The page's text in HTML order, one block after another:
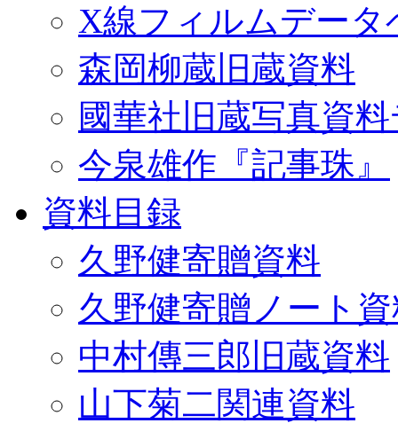
X線フィルムデータ
森岡柳蔵旧蔵資料
國華社旧蔵写真資
今泉雄作『記事珠』
資料目録
久野健寄贈資料
久野健寄贈ノート
中村傳三郎旧蔵資料
山下菊二関連資料